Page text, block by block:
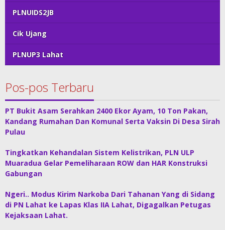
PLNUIDS2JB
Cik Ujang
PLNUP3 Lahat
Pos-pos Terbaru
PT Bukit Asam Serahkan 2400 Ekor Ayam, 10 Ton Pakan,
Kandang Rumahan Dan Komunal Serta Vaksin Di Desa Sirah
Pulau
Tingkatkan Kehandalan Sistem Kelistrikan, PLN ULP
Muaradua Gelar Pemeliharaan ROW dan HAR Konstruksi
Gabungan
Ngeri.. Modus Kirim Narkoba Dari Tahanan Yang di Sidang
di PN Lahat ke Lapas Klas IIA Lahat, Digagalkan Petugas
Kejaksaan Lahat.